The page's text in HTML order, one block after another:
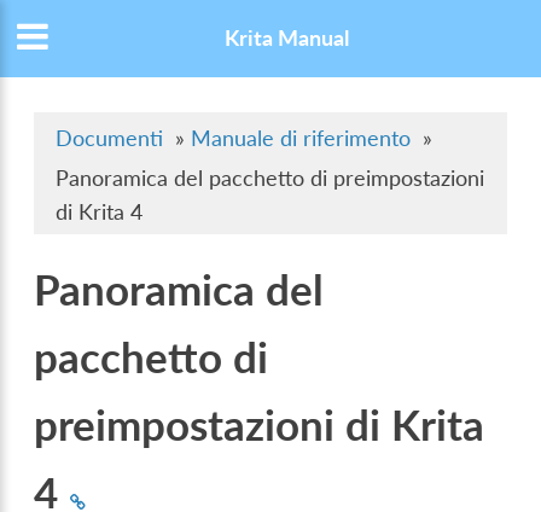
Krita Manual
Documenti » Manuale di riferimento »
Panoramica del pacchetto di preimpostazioni
di Krita 4
Panoramica del
pacchetto di
preimpostazioni di Krita
4